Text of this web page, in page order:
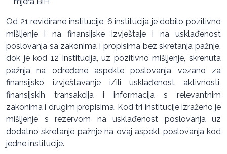
Od 21 revidirane institucije, 6 institucija je dobilo pozitivno
mišljenje i na finansijske izvještaje i na usklađenost
poslovanja sa zakonima i propisima bez skretanja pažnje,
dok je kod 12 institucija, uz pozitivno mišljenje, skrenuta
pažnja na određene aspekte poslovanja vezano za
finansijsko izvještavanje i/ili usklađenost aktivnosti,
finansijskih transakcija i informacija s relevantnim
zakonima i drugim propisima. Kod tri institucije izraženo je
mišljenje s rezervom na usklađenost poslovanja uz
dodatno skretanje pažnje na ovaj aspekt poslovanja kod
jedne institucije.